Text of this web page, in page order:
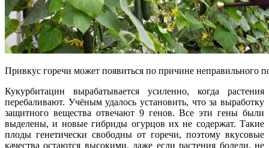
Привкус горечи может появиться по причине неправильного
Кукурбитацин вырабатывается усиленно, когда растения
перебаливают. Учёным удалось установить, что за выработку
защитного вещества отвечают 9 генов. Все эти гены были
выделены, и новые гибриды огурцов их не содержат. Такие
плоды генетически свободны от горечи, поэтому вкусовые
качества остаются высокими, даже если растения болели, не